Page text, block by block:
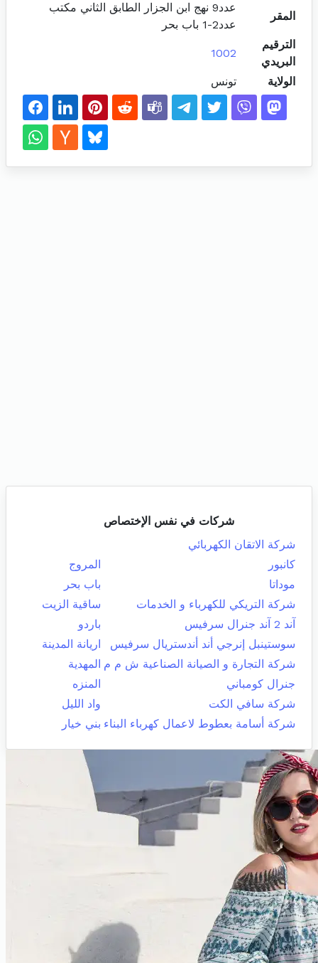
المقر
عدد9 نهج ابن الجزار الطابق الثاني مكتب
عدد2-1 باب بحر
الترقيم
البريدي
1002
الولاية تونس
شركات في نفس الإختصاص
شركة الاتقان الكهربائي
كانبور
المروج
موداتا
باب بحر
شركة التريكي للكهرباء و الخدمات
ساقية الزيت
آند 2 آند جنرال سرفيس
باردو
سوستينبل إنرجي أند أندستريال سرفيس
اريانة المدينة
شركة التجارة و الصيانة الصناعية ش م م المهدية
جنرال كومباني
المنزه
شركة سافي الكت
واد الليل
شركة أسامة بعطوط لاعمال كهرباء البناء بني خيار